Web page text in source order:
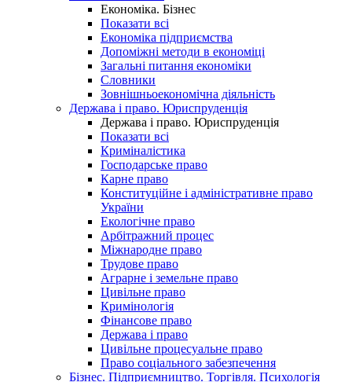
Економіка. Бізнес
Показати всі
Економіка підприємства
Допоміжні методи в економіці
Загальні питання економіки
Словники
Зовнішньоекономічна діяльність
Держава і право. Юриспруденція
Держава і право. Юриспруденція
Показати всі
Криміналістика
Господарське право
Карне право
Конституційне і адміністративне право
України
Екологічне право
Арбітражний процес
Міжнародне право
Трудове право
Аграрне і земельне право
Цивільне право
Кримінологія
Фінансове право
Держава і право
Цивільне процесуальне право
Право соціального забезпечення
Бізнес. Підприємництво. Торгівля. Психологія